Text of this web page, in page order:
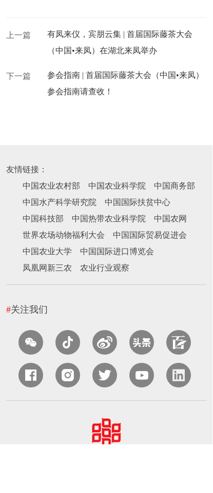
上一篇
有凤来仪，宾朋云集 | 首届国际藤茶大会
（中国•来凤）在湖北来凤举办
下一篇
参会指南 | 首届国际藤茶大会（中国•来凤）
参会指南请查收！
友情链接：
中国农业农村部
中国农业科学院
中国商务部
中国水产科学研究院
中国国际扶贫中心
中国科技部
中国热带农业科学院
中国农网
世界农场动物福利大会
中国国际贸易促进会
中国农业大学
中国国际进口博览会
凤凰网新三农
农业行业观察
#关注我们